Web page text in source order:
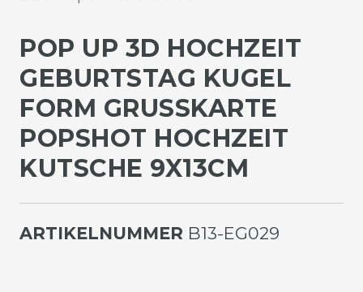
POP UP 3D HOCHZEIT
GEBURTSTAG KUGEL
FORM GRUSSKARTE P
OPSHOT HOCHZEIT K
UTSCHE 9X13CM
ARTIKELNUMMER B13-EG029